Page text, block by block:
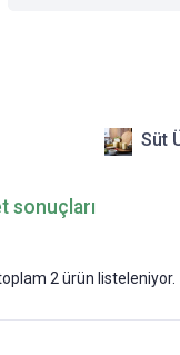
Süt
sonuçları
2 ürün listeleniyor.